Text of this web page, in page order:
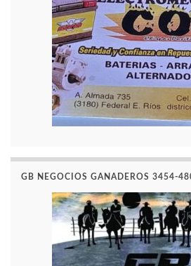
GB NEGOCIOS GANADEROS 3454-